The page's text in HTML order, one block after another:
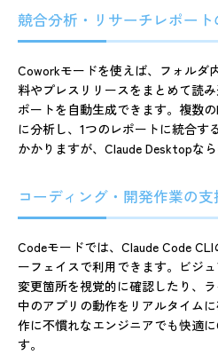
競合分析・リサーチレポート
Coworkモードを使えば、フォルダ
料やプレスリリースをまとめて読
ポートを自動生成できます。複数
に分析し、1つのレポートに統合す
かかりますが、Claude Desktopなら
コーディング・開発作業の支
Codeモードでは、Claude Code
ーフェイスで利用できます。ビジ
変更箇所を視覚的に確認したり、
中のアプリの動作をリアルタイム
作に不慣れなエンジニアでも快適
す。